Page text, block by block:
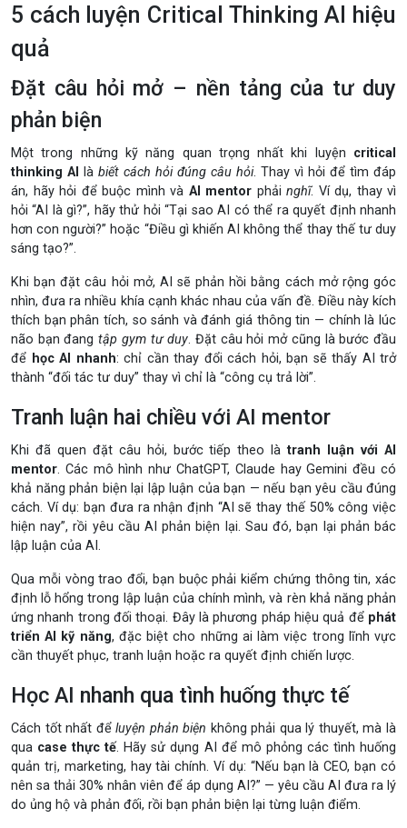
5 cách luyện Critical Thinking AI hiệu
quả
Đặt câu hỏi mở – nền tảng của tư duy
phản biện
Một trong những kỹ năng quan trọng nhất khi luyện critical
thinking AI
là biết cách hỏi đúng câu hỏi. Thay vì hỏi để tìm đáp
án, hãy hỏi để buộc mình và AI mentor phải nghĩ. Ví dụ, thay vì
hỏi “AI là gì?”, hãy thử hỏi “Tại sao AI có thể ra quyết định nhanh
hơn con người?” hoặc “Điều gì khiến AI không thể thay thế tư duy
sáng tạo?”.
Khi bạn đặt câu hỏi mở, AI sẽ phản hồi bằng cách mở rộng góc
nhìn, đưa ra nhiều khía cạnh khác nhau của vấn đề. Điều này kích
thích bạn phân tích, so sánh và đánh giá thông tin — chính là lúc
não bạn đangtập gym tư duy. Đặt câu hỏi mở cũng là bước đầu
để học AI nhanh: chỉ cần thay đổi cách hỏi, bạn sẽ thấy AI trở
thành “đối tác tư duy” thay vì chỉ là “công cụ trả lời”.
Tranh luận hai chiều với AI mentor
Khi đã quen đặt câu hỏi, bước tiếp theo làtranh luận với AI
mentor. Các mô hình như ChatGPT, Claude hay Gemini đều có
khả năng phản biện lại lập luận của bạn — nếu bạn yêu cầu đúng
cách. Ví dụ: bạn đưa ra nhận định “AI sẽ thay thế 50% công việc
hiện nay”, rồi yêu cầu AI phản biện lại. Sau đó, bạn lại phản bác
lập luận của AI.
Qua mỗi vòng trao đổi, bạn buộc phải kiểm chứng thông tin, xác
định lỗ hổng trong lập luận của chính mình, và rèn khả năng phản
ứng nhanh trong đối thoại. Đây là phương pháp hiệu quả để phát
triển AI kỹ năng, đặc biệt cho những ai làm việc trong lĩnh vực
cần thuyết phục, tranh luận hoặc ra quyết định chiến lược.
Học AI nhanh qua tình huống thực tế
Cách tốt nhất đểluyện phản biện không phải qua lý thuyết, mà là
qua case thực tế. Hãy sử dụng AI để mô phỏng các tình huống
quản trị, marketing, hay tài chính. Ví dụ: “Nếu bạn là CEO, bạn có
nên sa thải 30% nhân viên để áp dụng AI?” — yêu cầu AI đưa ra lý
do ủng hộ và phản đối, rồi bạn phản biện lại từng luận điểm.